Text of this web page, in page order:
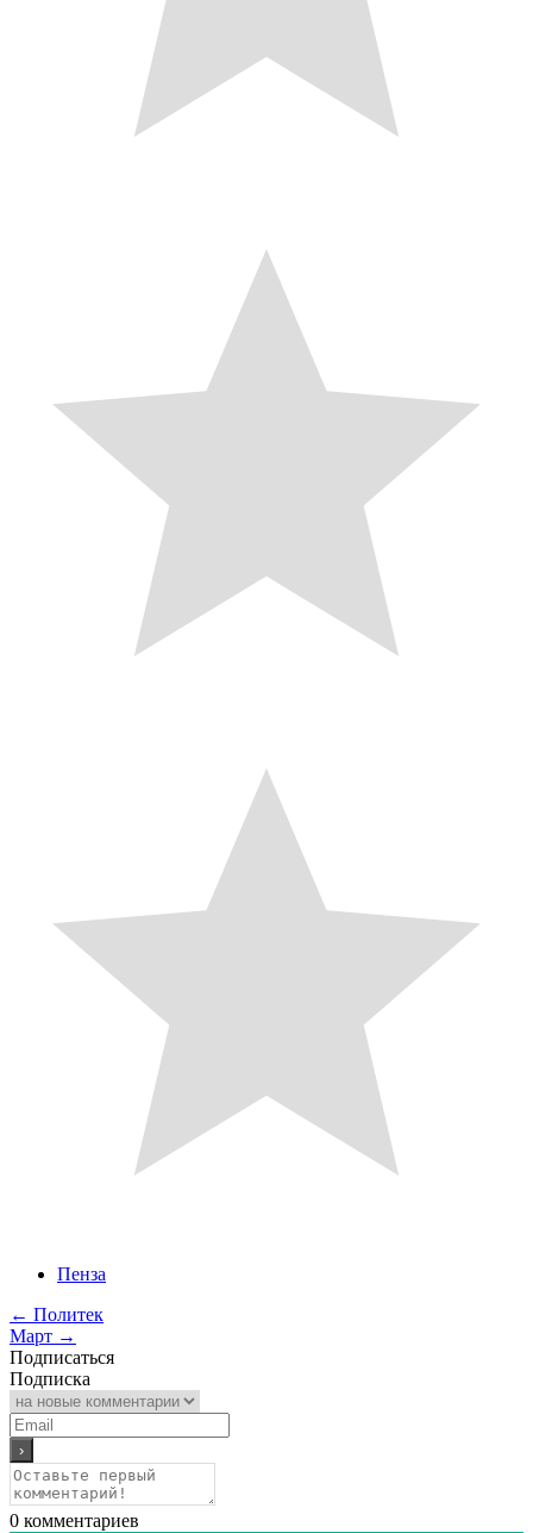
Пенза
← Политек
Март →
Подписаться
Подписка
0 комментариев